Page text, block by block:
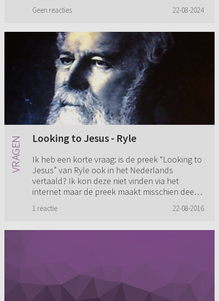
online gezet? Is hier een regel voor vanuit h...
Geen reacties 22-08-2024
Looking to Jesus - Ryle
Ik heb een korte vraag: is de preek “Looking to
Jesus” van Ryle ook in het Nederlands
vertaald? Ik kon deze niet vinden via het
internet maar de preek maakt misschien deel
1 reactie 22-08-2016